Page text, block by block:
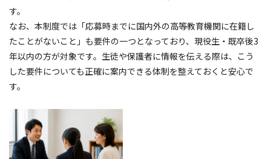
す。
なお、本制度では「応募時までに国内外の高等教育機関に在籍し
たことがないこと」も要件の一つとなっており、現役生・既卒後3
年以内の方が対象です。生徒や保護者に情報を伝える際は、こう
した要件についても正確に案内できる体制を整えておくと安心で
す。